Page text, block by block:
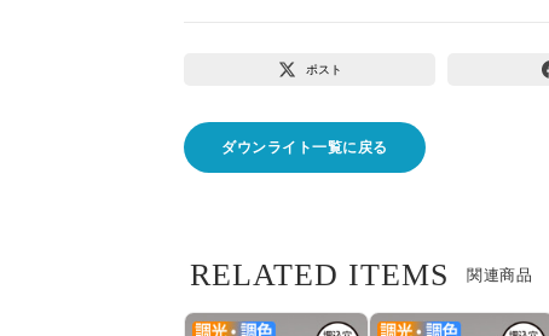
ポスト
ダウンライト一覧に戻る
関連商品
RELATED ITEMS